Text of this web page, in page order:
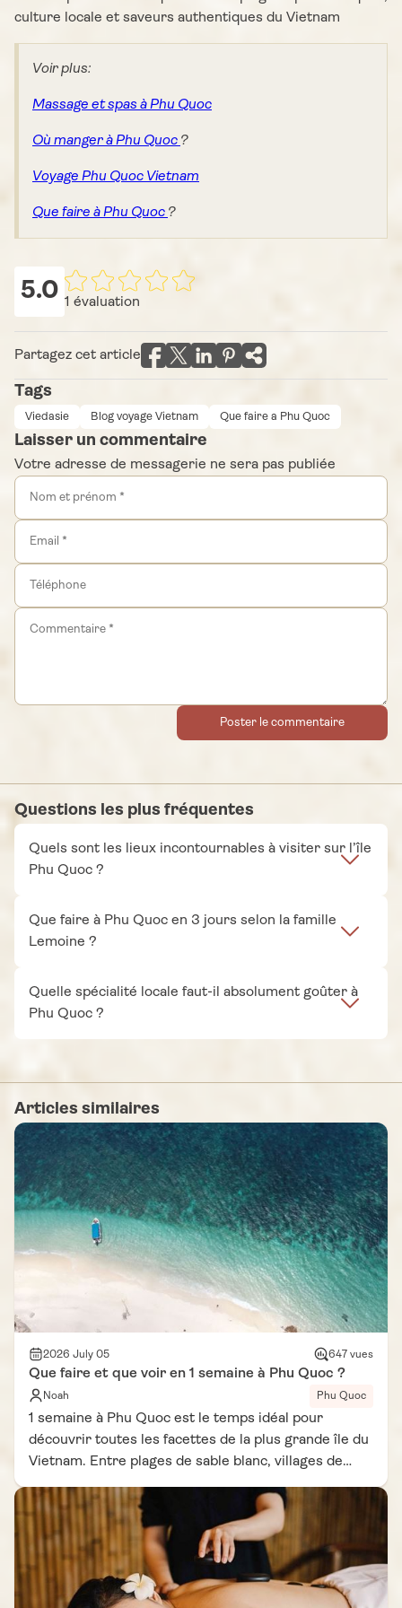
culture locale et saveurs authentiques du Vietnam
Voir plus:
Massage et spas à Phu Quoc
Où manger à Phu Quoc ?
Voyage Phu Quoc Vietnam
Que faire à Phu Quoc ?
5.0 1 évaluation
Partagez cet article
Tags
Viedasie Blog voyage Vietnam Que faire a Phu Quoc
Laisser un commentaire
Votre adresse de messagerie ne sera pas publiée
Poster le commentaire
Questions les plus fréquentes
Quels sont les lieux incontournables à visiter sur l’île
Phu Quoc ?
Que faire à Phu Quoc en 3 jours selon la famille
Lemoine ?
Quelle spécialité locale faut-il absolument goûter à
Phu Quoc ?
Articles similaires
2026 July 05 647 vues
Que faire et que voir en 1 semaine à Phu Quoc ?
Noah Phu Quoc
1 semaine à Phu Quoc est le temps idéal pour
découvrir toutes les facettes de la plus grande île du
Vietnam. Entre plages de sable blanc, villages de
expériences culturelles, cette destination conjugue
parfaitement détente et découverte. En prenant le
temps d'explorer aussi bien le sud animé que le nord
plus sauvage, vous profiterez d'un séjour varié,
rythmé par des paysages spectaculaires et des